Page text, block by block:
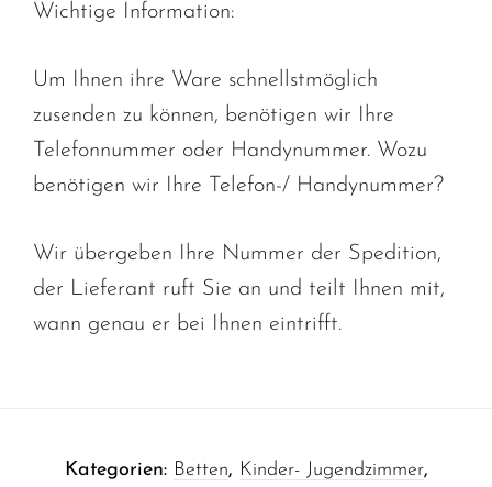
Wichtige Information:
Um Ihnen ihre Ware schnellstmöglich
zusenden zu können, benötigen wir Ihre
Telefonnummer oder Handynummer. Wozu
benötigen wir Ihre Telefon-/ Handynummer?
Wir übergeben Ihre Nummer der Spedition,
der Lieferant ruft Sie an und teilt Ihnen mit,
wann genau er bei Ihnen eintrifft.
Kategorien: Betten, Kinder- Jugendzimmer,